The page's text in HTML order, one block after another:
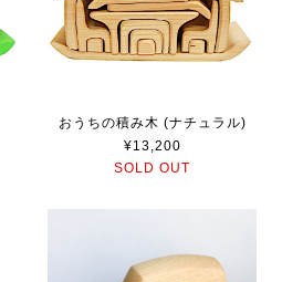
おうちの積み木 (ナチュラル)
¥13,200
SOLD OUT